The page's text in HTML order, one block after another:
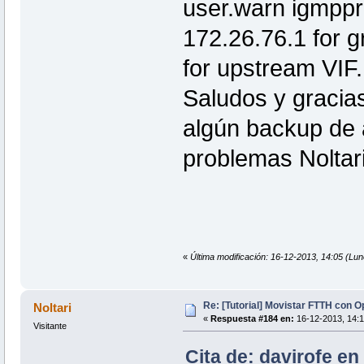
user.warn
172.26.76.1 for
for upstream VIF.
Saludos y
algún backup de
problemas
« Última modificación: 16-12-2013, 14:05
Noltari
Visitante
Re: [Tutorial] Movistar FTTH con
« Respuesta #184 en: 16-12-2013,
Cita de: davirofe en